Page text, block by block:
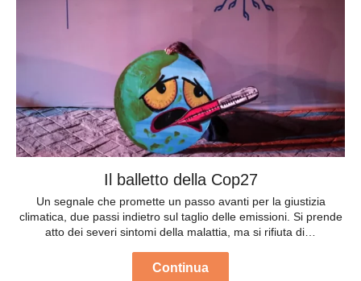
Il balletto della Cop27
Un segnale che promette un passo avanti per la giustizia
climatica, due passi indietro sul taglio delle emissioni. Si prende
atto dei severi sintomi della malattia, ma si rifiuta di…
Continua